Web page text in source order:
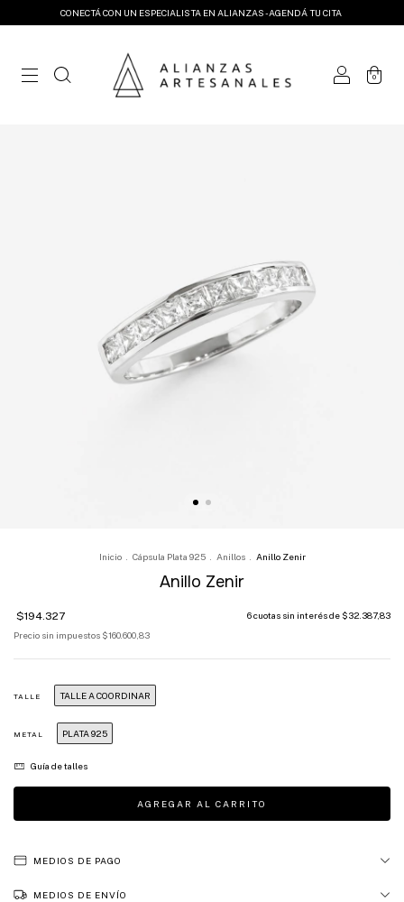
CONECTÁ CON UN ESPECIALISTA EN ALIANZAS - AGENDÁ TU CITA
0
Inicio Cápsula Plata 925 Anillos Anillo Zenir
Anillo Zenir
$194.327 6cuotas sin interés de $32.387,83
Precio sin impuestos $160.600,83
TALLE TALLE A COORDINAR
METAL PLATA 925
Guía de talles
MEDIOS DE PAGO
MEDIOS DE ENVÍO